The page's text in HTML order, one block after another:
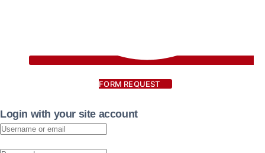
FORM REQUEST
Login with your site account